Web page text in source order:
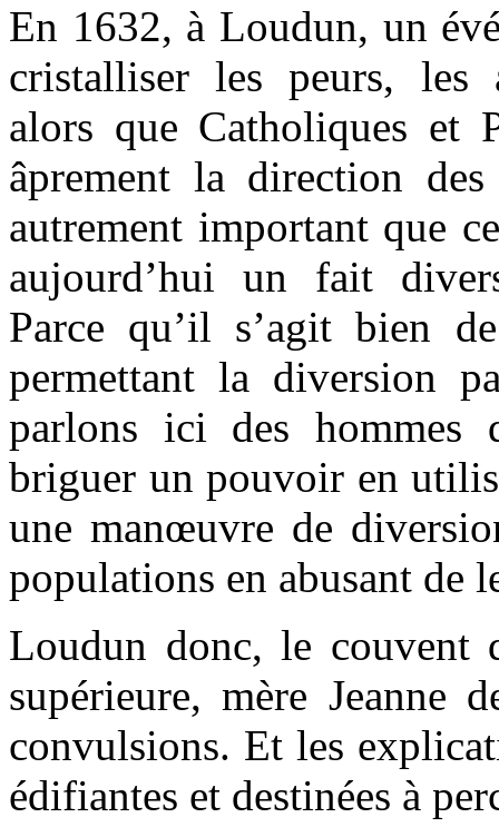
En 1632, à Loudun, un
cristalliser les peurs, les
alors que Catholiques et
âprement la direction
autrement important que
aujourd’hui un fait
Parce qu’il s’agit bien
permettant la diversion
parlons ici des hommes
briguer un pouvoir en
une manœuvre de
populations en abusant de
Loudun donc, le couvent
supérieure, mère Jeanne
convulsions. Et les
édifiantes et destinées à